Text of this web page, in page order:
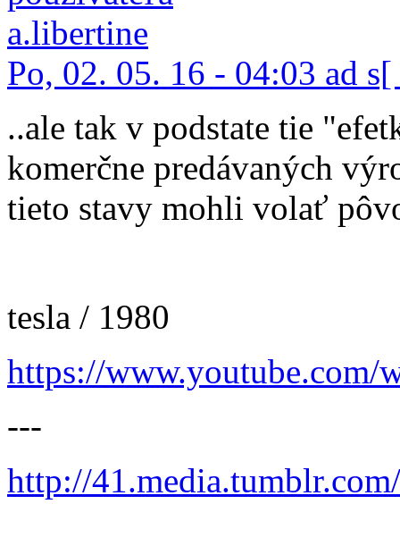
Po, 02. 05. 16 - 04:03 ad s[
..ale tak v podstate tie
komerčne predávaných
tieto stavy mohli volať
tesla / 1980
https://www.youtube.com/
---
http://